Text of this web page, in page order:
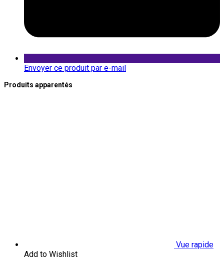
Envoyer ce produit par e-mail
Produits apparentés
Vue rapide
Add to Wishlist